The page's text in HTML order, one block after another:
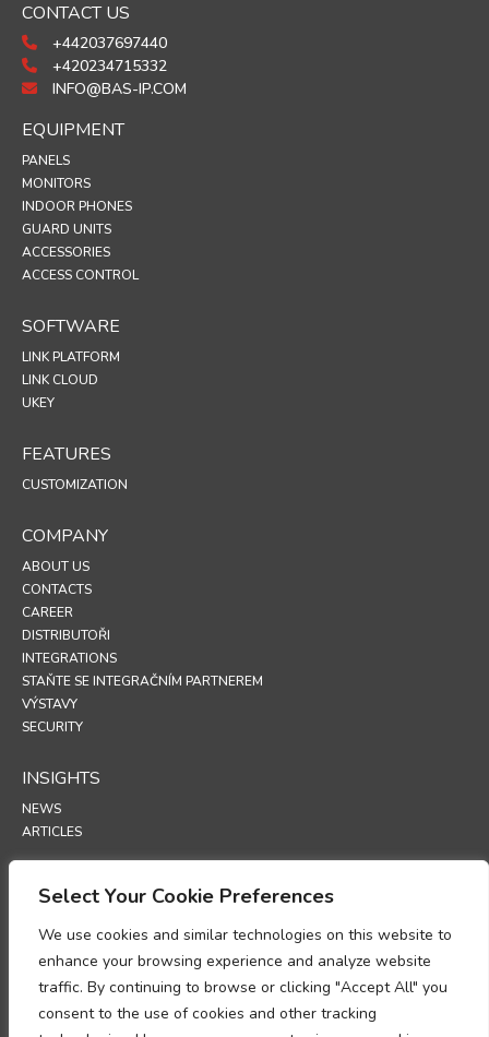
Select Your Cookie Preferences
We use cookies and similar technologies on this website to
enhance your browsing experience and analyze website
traffic. By continuing to browse or clicking "Accept All" you
consent to the use of cookies and other tracking
CONTACT US
+442037697440
+420234715332
INFO@BAS-IP.COM
EQUIPMENT
PANELS
MONITORS
INDOOR PHONES
GUARD UNITS
ACCESSORIES
ACCESS CONTROL
SOFTWARE
LINK PLATFORM
LINK CLOUD
UKEY
FEATURES
CUSTOMIZATION
COMPANY
ABOUT US
CONTACTS
CAREER
DISTRIBUTOŘI
INTEGRATIONS
STAŇTE SE INTEGRAČNÍM PARTNEREM
VÝSTAVY
SECURITY
INSIGHTS
NEWS
ARTICLES
SUPPORT
POLICIES
ZÁSADY OCHRANY OSOBNÍCH ÚDAJŮ
ZÁSADY POUŽÍVÁNÍ SOUBORU COOKIE